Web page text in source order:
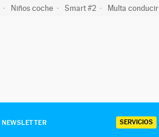
Niños coche Smart #2 Multa conducir
NEWSLETTER SERVICIOS